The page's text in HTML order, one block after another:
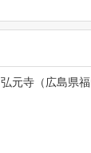
弘元寺（広島県